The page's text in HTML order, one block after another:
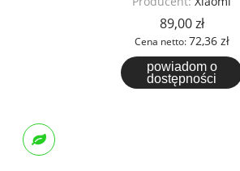
89,00 zł
Cena netto:72,36 zł
powiadom o
dostępności